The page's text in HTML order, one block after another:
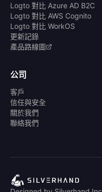
Logto 對比 Azure AD B2C
Logto 對比 AWS Cognito
Logto 對比 WorkOS
更新記錄
產品路線圖
公司
客戶
信任與安全
關於我們
聯絡我們